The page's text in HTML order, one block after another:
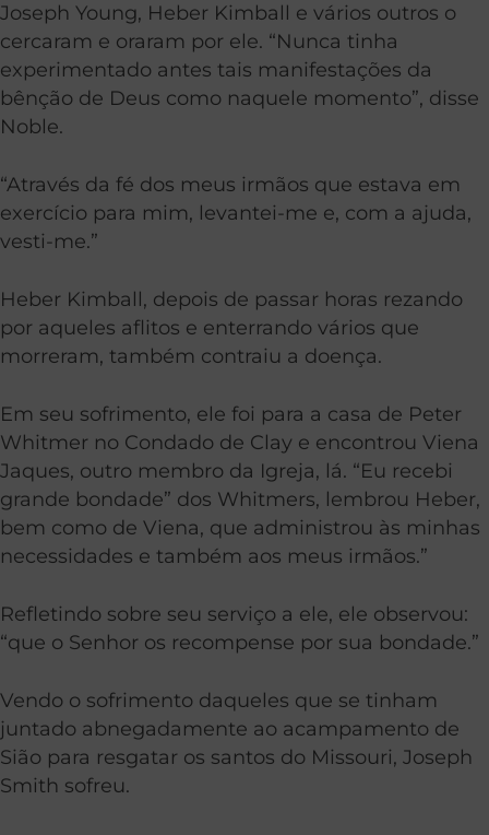
Joseph Young, Heber Kimball e vários outros o
cercaram e oraram por ele. “Nunca tinha
experimentado antes tais manifestações da
bênção de Deus como naquele momento”, disse
Noble.
“Através da fé dos meus irmãos que estava em
exercício para mim, levantei-me e, com a ajuda,
vesti-me.”
Heber Kimball, depois de passar horas rezando
por aqueles aflitos e enterrando vários que
morreram, também contraiu a doença.
Em seu sofrimento, ele foi para a casa de Peter
Whitmer no Condado de Clay e encontrou Viena
Jaques, outro membro da Igreja, lá. “Eu recebi
grande bondade” dos Whitmers, lembrou Heber,
bem como de Viena, que administrou às minhas
necessidades e também aos meus irmãos.”
Refletindo sobre seu serviço a ele, ele observou:
“que o Senhor os recompense por sua bondade.”
Vendo o sofrimento daqueles que se tinham
juntado abnegadamente ao acampamento de
Sião para resgatar os santos do Missouri, Joseph
Smith sofreu.